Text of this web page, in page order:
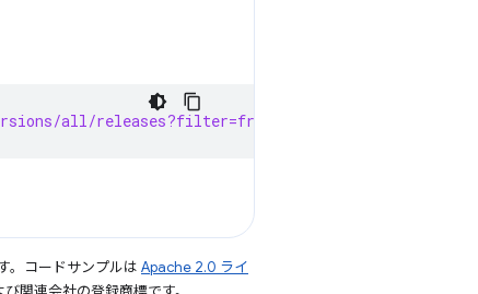
all/releases?filter=fraction=1
。コードサンプルは Apache 2.0 ライ